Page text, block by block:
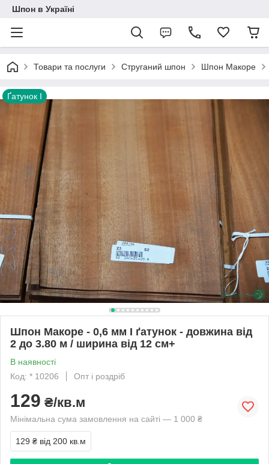
Шпон в Україні
Товари та послуги Струганий шпон Шпон Макоре
Ґатунок I
Шпон Макоре - 0,6 мм I ґатунок - довжина від
2 до 3.80 м / ширина від 12 см+
В наявності
Код: * 10206
Опт і роздріб
129 ₴/кв.м
Мінімальна сума замовлення на сайті — 1 000 ₴
129 ₴ від 200 кв.м